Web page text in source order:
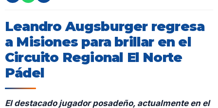
Leandro Augsburger regresa
a Misiones para brillar en el
Circuito Regional El Norte
Pádel
El destacado jugador posadeño, actualmente en el